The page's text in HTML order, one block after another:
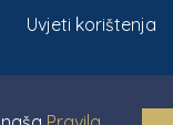
Uvjeti korištenja